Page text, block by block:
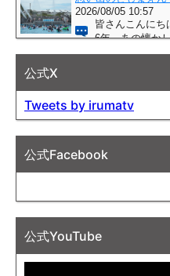
公式X
Tweets by irumatv
公式Facebook
公式YouTube